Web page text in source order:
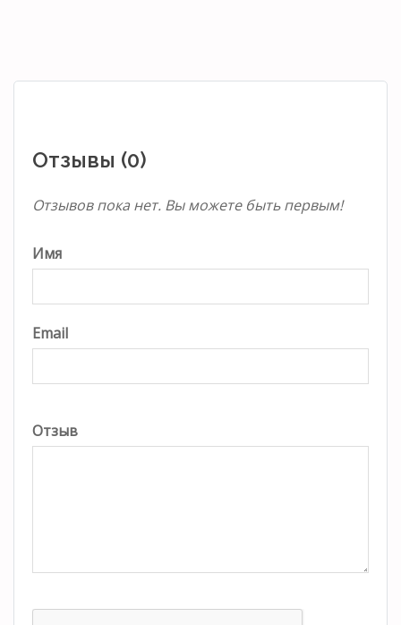
Отзывы (0)
Отзывов пока нет. Вы можете быть первым!
Имя
Email
Отзыв